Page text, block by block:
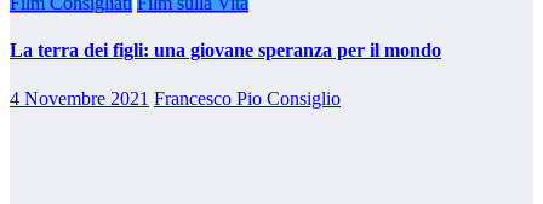
La terra dei figli: una giovane speranza per il mondo
4 Novembre 2021 Francesco Pio Consiglio